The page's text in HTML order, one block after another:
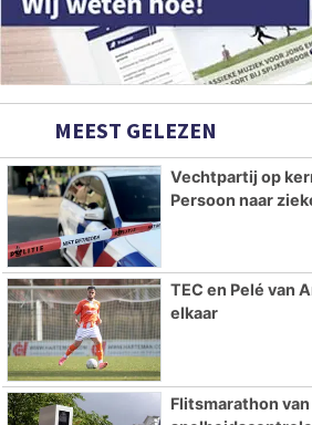
MEEST GELEZEN
Vechtpartij op
Persoon naar
TEC en Pelé van
elkaar
Flitsmarathon